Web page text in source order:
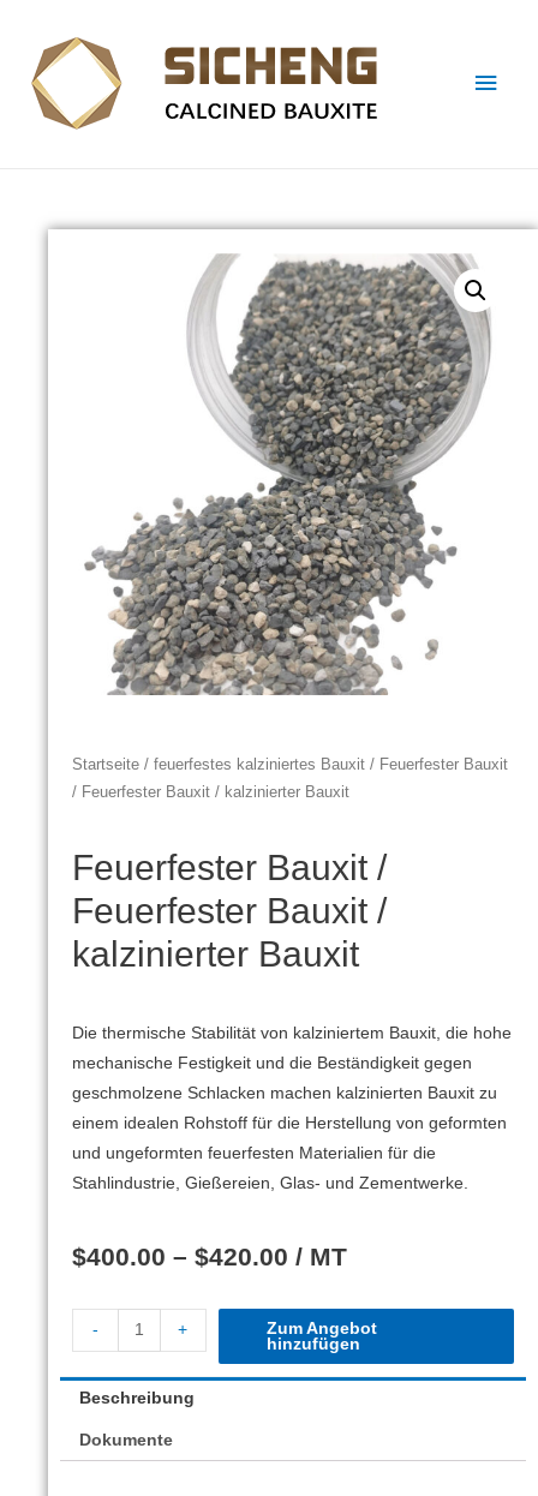
Startseite / feuerfestes kalziniertes Bauxit / Feuerfester Bauxit
/ Feuerfester Bauxit / kalzinierter Bauxit
Feuerfester Bauxit /
Feuerfester Bauxit /
kalzinierter Bauxit
Die thermische Stabilität von kalziniertem Bauxit, die hohe
mechanische Festigkeit und die Beständigkeit gegen
geschmolzene Schlacken machen kalzinierten Bauxit zu
einem idealen Rohstoff für die Herstellung von geformten
und ungeformten feuerfesten Materialien für die
Stahlindustrie, Gießereien, Glas- und Zementwerke.
$400.00 – $420.00 / MT
- +
Zum Angebot
hinzufügen
Beschreibung
Dokumente